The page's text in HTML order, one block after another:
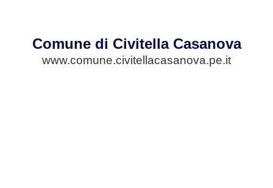
Comune di Civitella Casanova
www.comune.civitellacasanova.pe.it